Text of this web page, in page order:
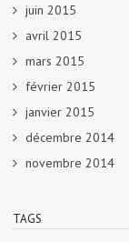
juin 2015
avril 2015
mars 2015
février 2015
janvier 2015
décembre 2014
novembre 2014
TAGS